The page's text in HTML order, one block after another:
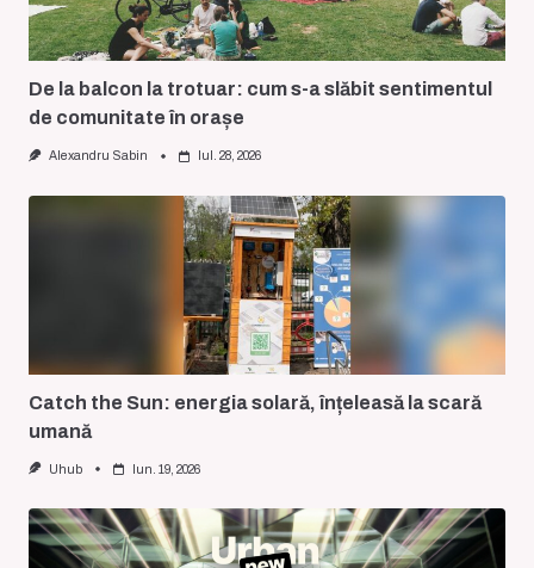
De la balcon la trotuar: cum s-a slăbit sentimentul
de comunitate în orașe
Alexandru Sabin Iul. 28, 2026
Catch the Sun: energia solară, înțeleasă la scară
umană
Uhub Iun. 19, 2026